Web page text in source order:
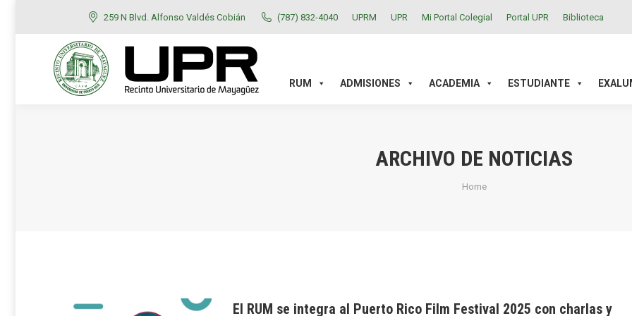
259 N Blvd. Alfonso Valdés Cobián (787) 832-4040 UPRM UPR Mi Portal Colegial Portal UPR Biblioteca
RUM ADMISIONES ACADEMIA ESTUDIANTE
ARCHIVO DE NOTICIAS
You are here:
Home
El RUM se integra al Puerto Rico Film Festival 2025 con charlas y
RUM ADMISIONES